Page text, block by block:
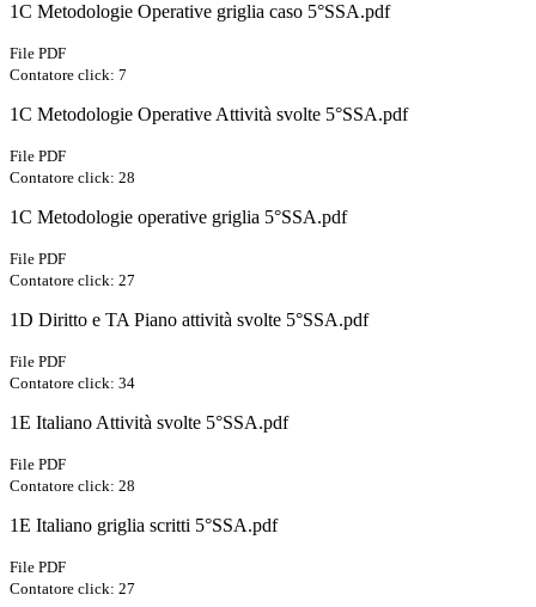
1C Metodologie Operative griglia caso 5°SSA.pdf
File PDF
Contatore click: 7
1C Metodologie Operative Attività svolte 5°SSA.pdf
File PDF
Contatore click: 28
1C Metodologie operative griglia 5°SSA.pdf
File PDF
Contatore click: 27
1D Diritto e TA Piano attività svolte 5°SSA.pdf
File PDF
Contatore click: 34
1E Italiano Attività svolte 5°SSA.pdf
File PDF
Contatore click: 28
1E Italiano griglia scritti 5°SSA.pdf
File PDF
Contatore click: 27